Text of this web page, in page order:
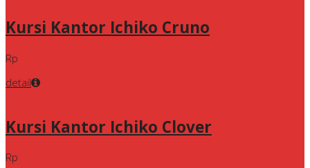
Kursi Kantor Ichiko Cruno
Rp
detail
Kursi Kantor Ichiko Clover
Rp